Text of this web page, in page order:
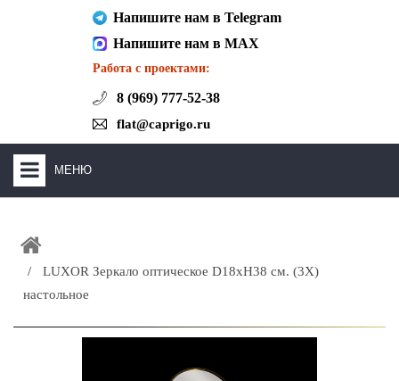
Напишите нам в Telegram
Напишите нам в MAX
Работа с проектами:
8 (969) 777-52-38
flat@caprigo.ru
МЕНЮ
ЗАКАЗАТЬ РАСЧЕТ КУХНИ CAPRIGO
+
LUXOR Зеркало оптическое D18xH38 см. (3Х)
настольное